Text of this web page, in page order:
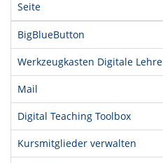
Seite
BigBlueButton
Werkzeugkasten Digitale Lehre
Mail
Digital Teaching Toolbox
Kursmitglieder verwalten